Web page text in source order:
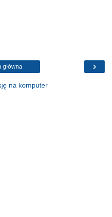
›
główna
na komputer